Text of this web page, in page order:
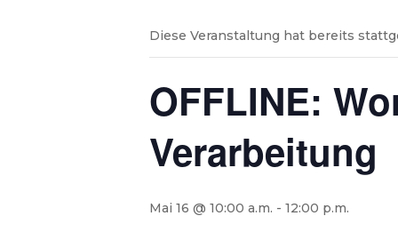
Diese Veranstaltung hat bereits
OFFLINE:
Verarbeitung
Mai 16 @ 10:00 a.m. - 12:00 p.m.